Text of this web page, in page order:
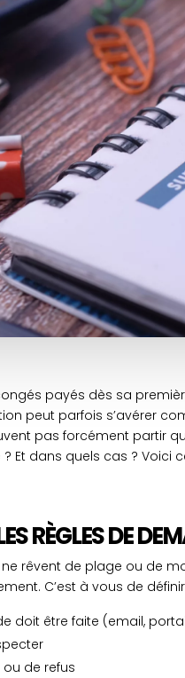
payés dès sa
peut parfois s’avérer
pas forcément partir
Et dans quels cas ? Voici
RÈGLES DE
rêvent de plage ou de
C’est à vous de
doit être faite (email, portail
de refus